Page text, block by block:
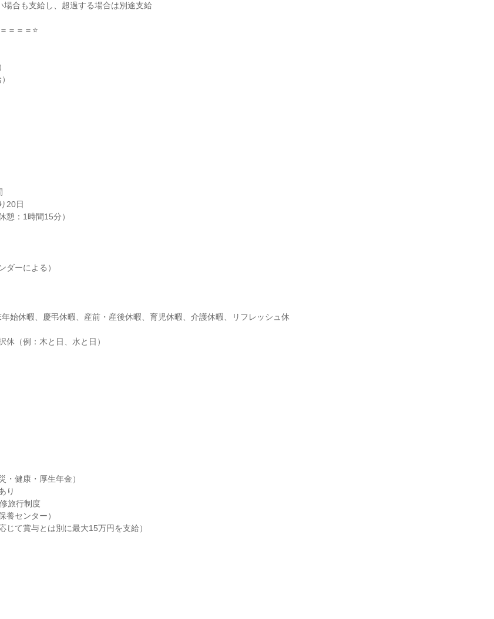
＝＝＝⭐
20日
憩：1時間15分）
ダーによる）
始休暇、慶弔休暇、産前・産後休暇、育児休暇、介護休暇、リフレッシュ休
休（例：木と日、水と日）
・健康・厚生年金）
り
旅行制度
養センター）
じて賞与とは別に最大15万円を支給）